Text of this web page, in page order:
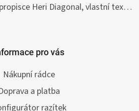
Razítko v propisce Heri Diagonal, vlastní text 33 x 8,7 mm
je 5 z 5 hvězdiček.
pro vás
Nákupní rádce
a platba
razítek